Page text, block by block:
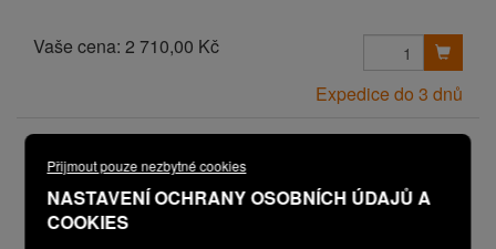
Přijmout pouze nezbytné cookies
NASTAVENÍ OCHRANY OSOBNÍCH ÚDAJŮ A
COOKIES
Vaše cena: 2 710,00 Kč
Expedice do 3 dnů
V01P0201M0270PN00PD00
TW 160 S XL EPDM ELEVATE
Svislá střešní vpust s integrovanou